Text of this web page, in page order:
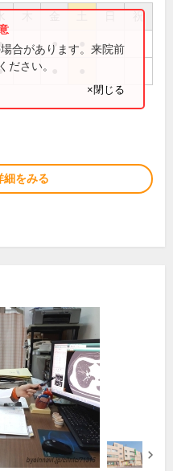
祝
●
合があります。来院前
ださい。
×閉じる
細をみる